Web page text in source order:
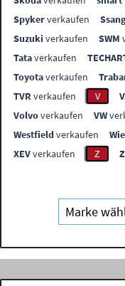
Spykerverkaufen
Suzuki verkaufen SWM
Tataverkaufen
Toyotaverkaufen
TVR verkaufen V
Volvoverkaufen VW
Westfieldverkaufen
XEVverkaufen Z